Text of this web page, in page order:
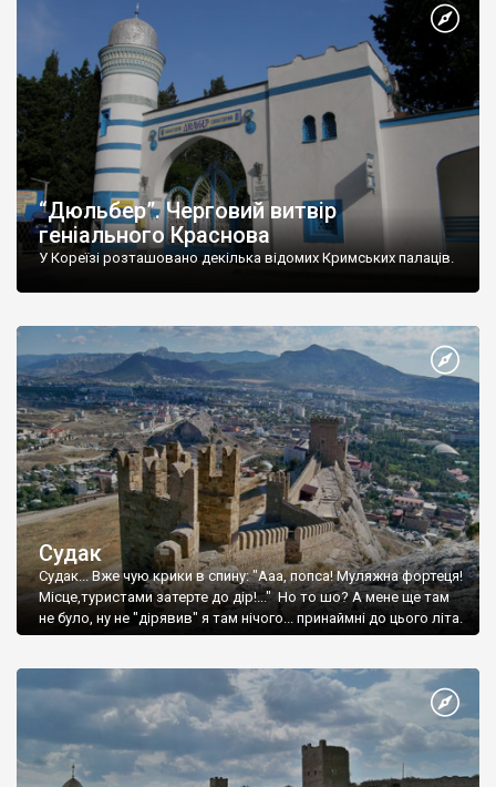
“Дюльбер”. Черговий витвір
геніального Краснова
У Кореїзі розташовано декілька відомих Кримських палаців.
Судак
Судак... Вже чую крики в спину: "Ааа, попса! Муляжна фортеця!
Місце,туристами затерте до дір!..." Но то шо? А мене ще там
не було, ну не "дірявив" я там нічого... принаймні до цього літа.